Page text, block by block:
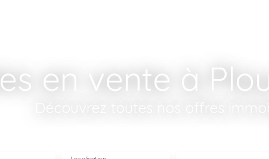
en vente à